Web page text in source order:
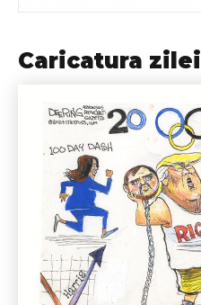
Caricatura zilei